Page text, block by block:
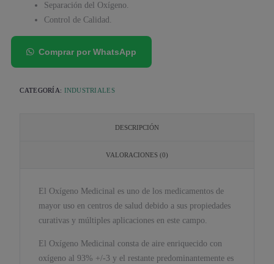
Separación del Oxígeno.
Control de Calidad.
Comprar por WhatsApp
CATEGORÍA: INDUSTRIALES
DESCRIPCIÓN
VALORACIONES (0)
El Oxígeno Medicinal es uno de los medicamentos de
mayor uso en centros de salud debido a sus propiedades
curativas y múltiples aplicaciones en este campo.
El Oxígeno Medicinal consta de aire enriquecido con
oxígeno al 93% +/‐3 y el restante predominantemente es